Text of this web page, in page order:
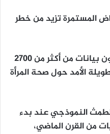
المستمرة تزيد من خطر
، حلل الباحثون بيانات من أكثر من 2700
الأمد حول صحة المرأة
النموذجي عند بدء
من القرن الماضي،